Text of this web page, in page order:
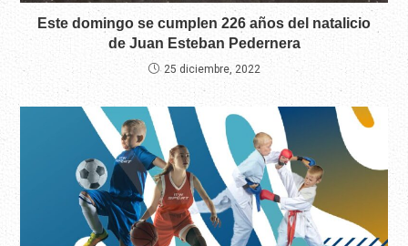
Este domingo se cumplen 226 años del natalicio
de Juan Esteban Pedernera
25 diciembre, 2022